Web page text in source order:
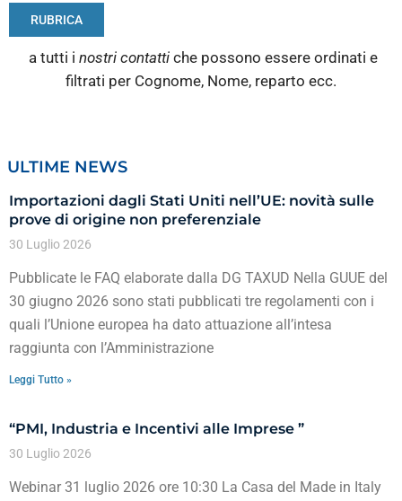
RUBRICA
a tutti i nostri contatti che possono essere ordinati e
filtrati per Cognome, Nome, reparto ecc.
ULTIME NEWS
Importazioni dagli Stati Uniti nell’UE: novità sulle
prove di origine non preferenziale
30 Luglio 2026
Pubblicate le FAQ elaborate dalla DG TAXUD Nella GUUE del
30 giugno 2026 sono stati pubblicati tre regolamenti con i
quali l’Unione europea ha dato attuazione all’intesa
raggiunta con l’Amministrazione
Leggi Tutto »
“PMI, Industria e Incentivi alle Imprese ”
30 Luglio 2026
Webinar 31 luglio 2026 ore 10:30 La Casa del Made in Italy